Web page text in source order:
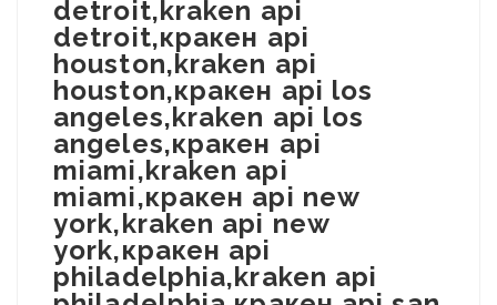
detroit,kraken api
detroit,кракен api
houston,kraken api
houston,кракен api los
angeles,kraken api los
angeles,кракен api
miami,kraken api
miami,кракен api new
york,kraken api new
york,кракен api
philadelphia,kraken api